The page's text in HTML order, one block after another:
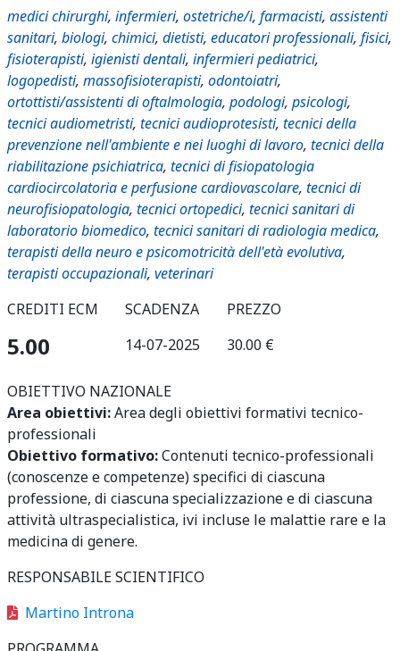
medici chirurghi, infermieri, ostetriche/i, farmacisti, assistenti
sanitari, biologi, chimici, dietisti, educatori professionali, fisici,
fisioterapisti, igienisti dentali, infermieri pediatrici,
logopedisti, massofisioterapisti, odontoiatri,
ortottisti/assistenti di oftalmologia, podologi, psicologi,
tecnici audiometristi, tecnici audioprotesisti, tecnici della
prevenzione nell'ambiente e nei luoghi di lavoro, tecnici della
riabilitazione psichiatrica, tecnici di fisiopatologia
cardiocircolatoria e perfusione cardiovascolare, tecnici di
neurofisiopatologia, tecnici ortopedici, tecnici sanitari di
laboratorio biomedico, tecnici sanitari di radiologia medica,
terapisti della neuro e psicomotricità dell'età evolutiva,
terapisti occupazionali, veterinari
CREDITI ECM
5.00
SCADENZA
14-07-2025
PREZZO
30.00 €
OBIETTIVO NAZIONALE
Area obiettivi:Area degli obiettivi formativi tecnico-
professionali
Obiettivo formativo:Contenuti tecnico-professionali
(conoscenze e competenze) specifici di ciascuna
professione, di ciascuna specializzazione e di ciascuna
attività ultraspecialistica, ivi incluse le malattie rare e la
medicina di genere.
RESPONSABILE SCIENTIFICO
Martino Introna